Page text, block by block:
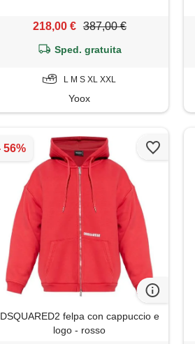
218,00 € 387,00 €
Sped. gratuita
L M S XL XXL
Yoox
DSQUARED2 felpa con cappuccio e
logo - rosso